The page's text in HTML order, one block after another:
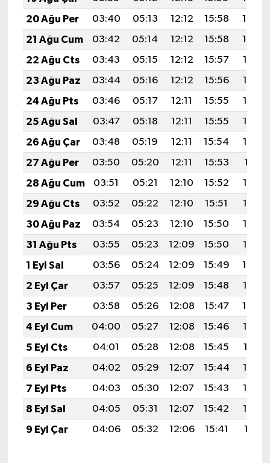
20 Ağu Per
03:40 05:13 12:12 15:58
19:02
21 Ağu Cum
03:42 05:14 12:12 15:58
19:00
22 Ağu Cts
03:43 05:15 12:12 15:57
18:59
23 Ağu Paz
03:44 05:16 12:12 15:56
18:57
24 Ağu Pts
03:46 05:17 12:11 15:55
18:56
25 Ağu Sal
03:47 05:18 12:11 15:55
18:54
26 Ağu Çar
03:48 05:19 12:11 15:54
18:53
27 Ağu Per
03:50 05:20 12:11 15:53
18:51
28 Ağu Cum
03:51 05:21 12:10 15:52
18:50
29 Ağu Cts
03:52 05:22 12:10 15:51
18:48
30 Ağu Paz
03:54 05:23 12:10 15:50
18:47
31 Ağu Pts
03:55 05:23 12:09 15:50
18:45
1 Eyl Sal
03:56 05:24 12:09 15:49
18:44
2 Eyl Çar
03:57 05:25 12:09 15:48
18:42
3 Eyl Per
03:58 05:26 12:08 15:47
18:40
4 Eyl Cum
04:00 05:27 12:08 15:46
18:39
5 Eyl Cts
04:01 05:28 12:08 15:45
18:37
6 Eyl Paz
04:02 05:29 12:07 15:44
18:36
7 Eyl Pts
04:03 05:30 12:07 15:43
18:34
8 Eyl Sal
04:05 05:31 12:07 15:42
18:32
9 Eyl Çar
04:06 05:32 12:06 15:41 18:31